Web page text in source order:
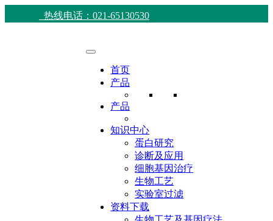
热线电话：021-65130530
首页
产品
产品
知识中心
蛋白研究
诊断及应用
细胞基因治疗
生物工艺
实验室过滤
资料下载